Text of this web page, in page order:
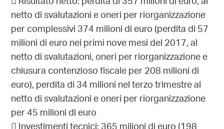
netto di svalutazioni e oneri per riorganizzazione
per complessivi 374 milioni di euro (perdita di 57
milioni di euro nei primi nove mesi del 2017, al
netto di svalutazioni, oneri per riorganizzazione e
chiusura contenzioso fiscale per 208 milioni di
euro), perdita di 34 milioni nel terzo trimestre al
netto di svalutazioni e oneri per riorganizzazione
per 45 milioni di euro